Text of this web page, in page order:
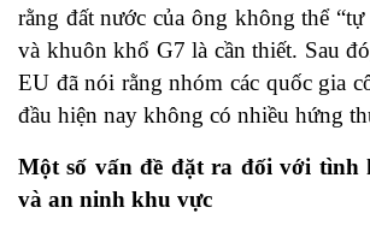
rằng đất nước của ông không thể
và khuôn khổ G7 là cần thiết. Sau
EU đã nói rằng nhóm các quốc gia
đầu hiện nay không có nhiều hứng
Một số vấn đề đặt ra đối với tình
và an ninh khu vực